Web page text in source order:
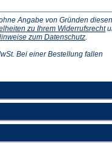
Angabe von Gründen diesen
zu Ihrem Widerrufsrecht
zum Datenschutz(Öffnet
einem
Bei einer Bestellung fallen